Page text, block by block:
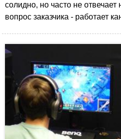
солидно, но часто не отвечает
вопрос заказчика - работает